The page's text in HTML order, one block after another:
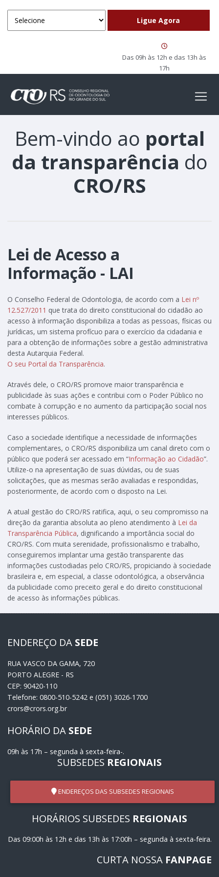
Das 09h às 12h e das 13h às
17h
Bem-vindo ao portal
da transparência do
CRO/RS
Lei de Acesso a
Informação - LAI
O Conselho Federal de Odontologia, de acordo com a Lei nº
12.527/2011 que trata do direito constitucional do cidadão ao
acesso à informação disponibiliza a todas as pessoas, físicas ou
jurídicas, um sistema profícuo para o exercício da cidadania e
para a obtenção de informações sobre a gestão administrativa
desta Autarquia Federal.
O seu Portal da Transparência.
Através dele, o CRO/RS promove maior transparência e
publicidade às suas ações e contribui com o Poder Público no
combate à corrupção e no aumento da participação social nos
interesses públicos.
Caso a sociedade identifique a necessidade de informações
complementares, o CRO/RS disponibiliza um canal direto com o
público que poderá ser acessado em “Informação ao Cidadão”.
Utilize-o na apresentação de suas dúvidas, ou de suas
solicitações, que as mesmas serão avaliadas e respondidas,
posteriormente, de acordo com o disposto na Lei.
A atual gestão do CRO/RS ratifica, aqui, o seu compromisso na
direção da garantia absoluta ao pleno atendimento à Lei da
Transparência Pública, dignificando a importância social do
CRO/RS. Com muita serenidade, profissionalismo e trabalho,
conseguiremos implantar uma gestão transparente das
informações custodiadas pelo CRO/RS, propiciando à sociedade
brasileira e, em especial, a classe odontológica, a observância
da publicidade como preceito geral e do direito constitucional
de acesso às informações públicas.
ENDEREÇO DA SEDE
RUA VASCO DA GAMA, 720
PORTO ALEGRE - RS
CEP: 90420-110
Telefone: 0800-510-5242 e (051) 3026-1700
crors@crors.org.br
HORÁRIO DA SEDE
09h às 17h – segunda à sexta-feira-.
SUBSEDES REGIONAIS
ENDEREÇOS DAS SUBSEDES REGIONAIS
HORÁRIOS SUBSEDES REGIONAIS
Das 09:00h às 12h e das 13h às 17:00h – segunda à sexta-feira.
CURTA NOSSA FANPAGE